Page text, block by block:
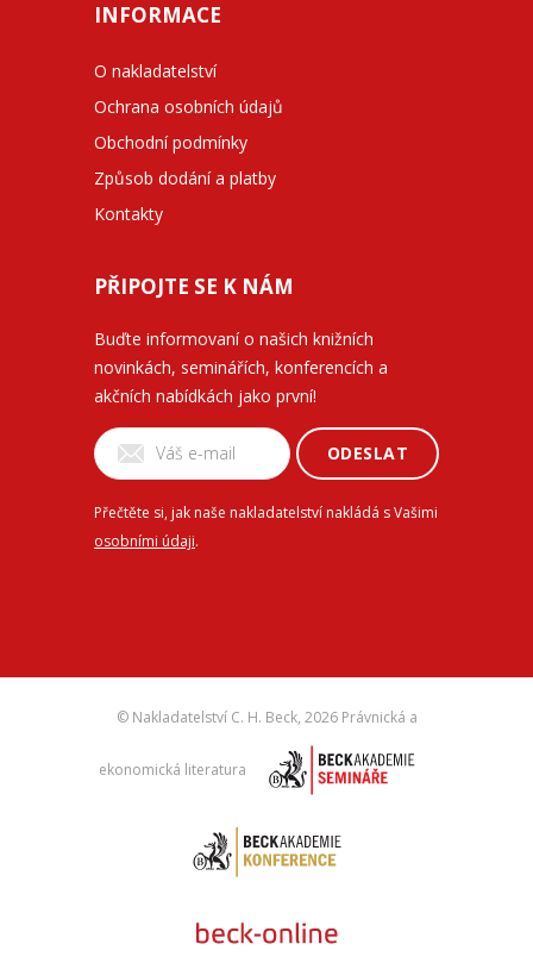
INFORMACE
O nakladatelství
Ochrana osobních údajů
Obchodní podmínky
Způsob dodání a platby
Kontakty
PŘIPOJTE SE K NÁM
Buďte informovaní o našich knižních
novinkách, seminářích, konferencích a
akčních nabídkách jako první!
ODESLAT
Přečtěte si, jak naše nakladatelství nakládá s Vašimi
osobními údaji.
© Nakladatelství C. H. Beck, 2026 Právnická a
ekonomická literatura